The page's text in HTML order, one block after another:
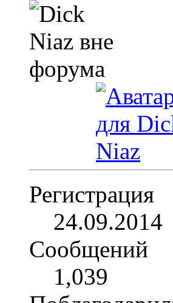
Регистрация
24.09.2014
Сообщений
1,039